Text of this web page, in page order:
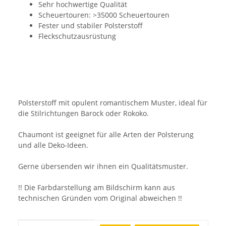
Sehr hochwertige Qualität
Scheuertouren: >35000 Scheuertouren
Fester und stabiler Polsterstoff
Fleckschutzausrüstung
Polsterstoff mit opulent romantischem Muster, ideal für
die Stilrichtungen Barock oder Rokoko.
Chaumont ist geeignet für alle Arten der Polsterung
und alle Deko-Ideen.
Gerne übersenden wir ihnen ein Qualitätsmuster.
!! Die Farbdarstellung am Bildschirm kann aus
technischen Gründen vom Original abweichen !!